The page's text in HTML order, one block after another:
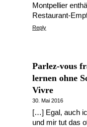
Montpellier
Restaurant-
Reply
Parlez-vous
lernen ohne
Vivre
30. Mai 2016
[…] Egal, auch
und mir tut das